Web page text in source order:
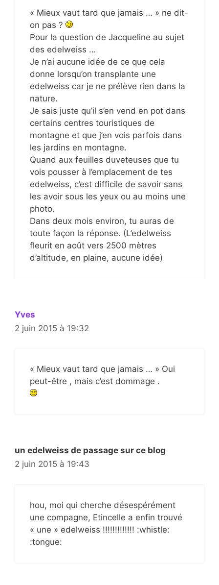
« Mieux vaut tard que jamais … » ne dit-
on pas ?
Pour la question de Jacqueline au sujet
des edelweiss …
Je n’ai aucune idée de ce que cela
donne lorsqu’on transplante une
edelweiss car je ne prélève rien dans la
nature.
Je sais juste qu’il s’en vend en pot dans
certains centres touristiques de
montagne et que j’en vois parfois dans
les jardins en montagne.
Quand aux feuilles duveteuses que tu
vois pousser à l’emplacement de tes
edelweiss, c’est difficile de savoir sans
les avoir sous les yeux ou au moins une
photo.
Dans deux mois environ, tu auras de
toute façon la réponse. (L’edelweiss
fleurit en août vers 2500 mètres
d’altitude, en plaine, aucune idée)
Yves
2 juin 2015 à 19:32
« Mieux vaut tard que jamais … » Oui
peut-être , mais c’est dommage .
un edelweiss de passage sur ce blog
2 juin 2015 à 19:43
hou, moi qui cherche désespérément
une compagne, Etincelle a enfin trouvé
« une » edelweiss !!!!!!!!!!!!! :whistle:
:tongue: